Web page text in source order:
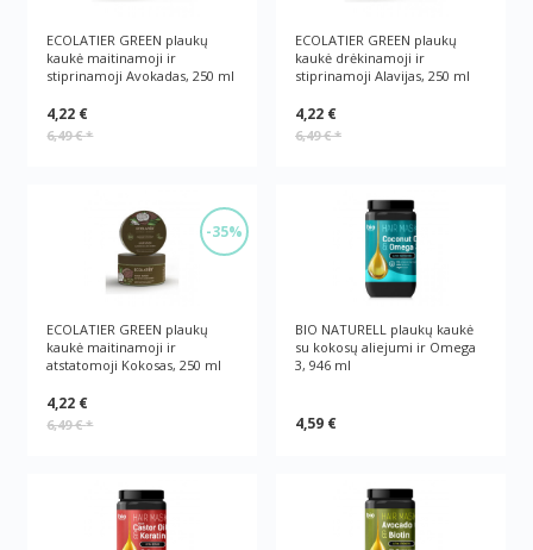
ECOLATIER GREEN plaukų
kaukė maitinamoji ir
stiprinamoji Avokadas, 250 ml
4,22 €
6,49 €*
ECOLATIER GREEN plaukų
kaukė drėkinamoji ir
stiprinamoji Alavijas, 250 ml
4,22 €
6,49 €*
-35%
ECOLATIER GREEN plaukų
kaukė maitinamoji ir
atstatomoji Kokosas, 250 ml
4,22 €
6,49 €*
BIO NATURELL plaukų kaukė
su kokosų aliejumi ir Omega
3, 946 ml
4,59 €